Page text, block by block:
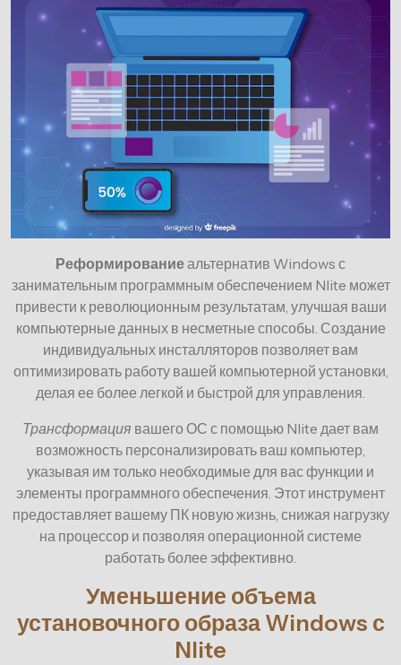
Реформированиеальтернатив Windows с
занимательным программным обеспечением Nlite может
привести к революционным результатам, улучшая ваши
компьютерные данных в несметные способы. Создание
индивидуальных инсталляторов позволяет вам
оптимизировать работу вашей компьютерной установки,
делая ее более легкой и быстрой для управления.
Трансформация вашего ОС с помощью Nlite дает вам
возможность персонализировать ваш компьютер,
указывая им только необходимые для вас функции и
элементы программного обеспечения. Этот инструмент
предоставляет вашему ПК новую жизнь, снижая нагрузку
на процессор и позволяя операционной системе
работать более эффективно.
Уменьшение объема
установочного образа Windows с
Nlite